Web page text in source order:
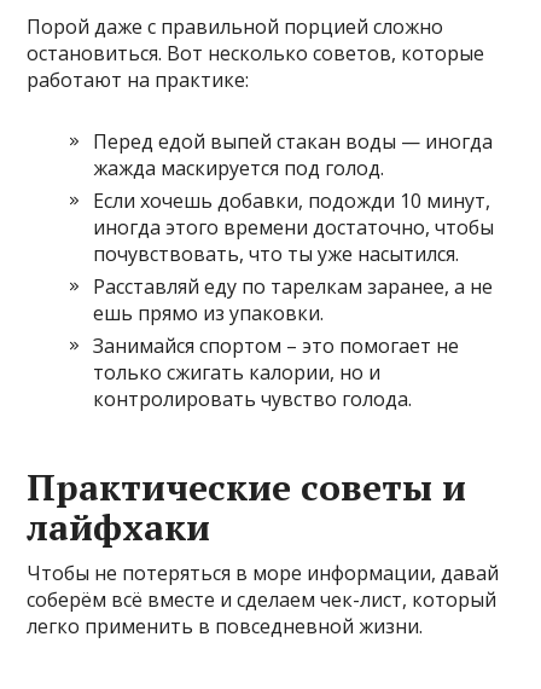
Порой даже с правильной порцией сложно
остановиться. Вот несколько советов, которые
работают на практике:
Перед едой выпей стакан воды — иногда
жажда маскируется под голод.
Если хочешь добавки, подожди 10 минут,
иногда этого времени достаточно, чтобы
почувствовать, что ты уже насытился.
Расставляй еду по тарелкам заранее, а не
ешь прямо из упаковки.
Занимайся спортом – это помогает не
только сжигать калории, но и
контролировать чувство голода.
Практические советы и
лайфхаки
Чтобы не потеряться в море информации, давай
соберём всё вместе и сделаем чек-лист, который
легко применить в повседневной жизни.